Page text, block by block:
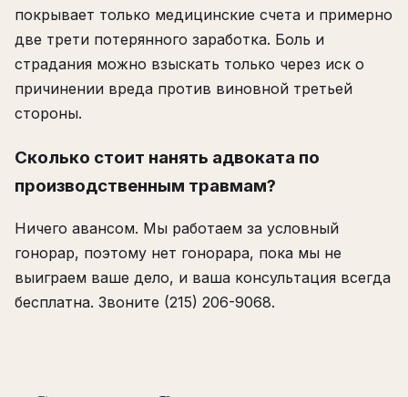
покрывает только медицинские счета и примерно
две трети потерянного заработка. Боль и
страдания можно взыскать только через иск о
причинении вреда против виновной третьей
стороны.
Сколько стоит нанять адвоката по
производственным травмам?
Ничего авансом. Мы работаем за условный
гонорар, поэтому нет гонорара, пока мы не
выиграем ваше дело, и ваша консультация всегда
бесплатна. Звоните (215) 206-9068.